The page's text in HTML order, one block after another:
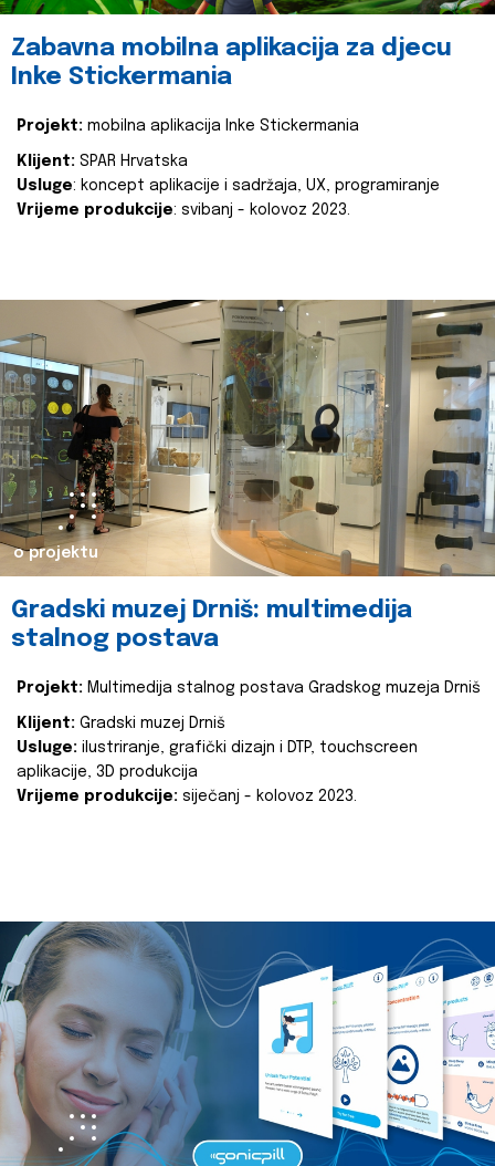
Zabavna mobilna aplikacija za djecu
Inke Stickermania
Projekt: mobilna aplikacija Inke Stickermania
Klijent: SPAR Hrvatska
Usluge: koncept aplikacije i sadržaja, UX, programiranje
Vrijeme produkcije: svibanj - kolovoz 2023.
o projektu
Gradski muzej Drniš: multimedija
stalnog postava
Projekt: Multimedija stalnog postava Gradskog muzeja Drniš
Klijent: Gradski muzej Drniš
Usluge: ilustriranje, grafički dizajn i DTP, touchscreen
aplikacije, 3D produkcija
Vrijeme produkcije: siječanj - kolovoz 2023.